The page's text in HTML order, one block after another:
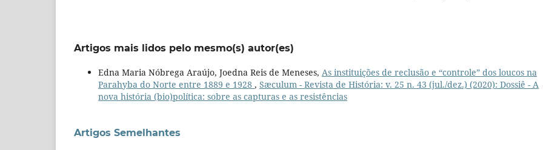
Artigos mais lidos pelo mesmo(s) autor(es)
Edna Maria Nóbrega Araújo, Joedna Reis de Meneses, As instituições de reclusão e “controle” dos loucos na
Parahyba do Norte entre 1889 e 1928 , Sæculum - Revista de História: v. 25 n. 43 (jul./dez.) (2020): Dossiê - A
nova história (bio)política: sobre as capturas e as resistências
Artigos Semelhantes